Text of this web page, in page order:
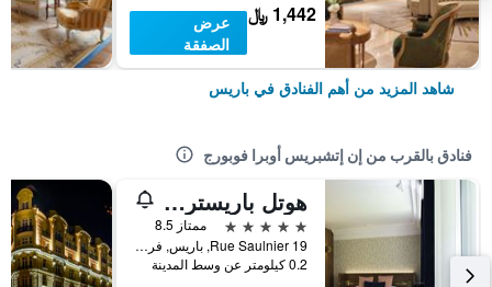
1,442 ﷼
عرض
الصفقة
شاهد المزيد من أهم الفنادق في باريس
فنادق بالقرب من إن إتشبريس أوبرا فوبورج
هوتل باريستر آند سبا
5 نجوم
ممتاز 8.5
19 Rue Saulnier, باريس, فرنسا
0.2 كيلومتر عن وسط المدينة